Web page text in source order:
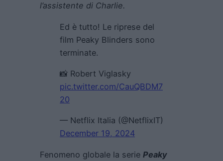
l’assistente di Charlie.
Ed è tutto! Le riprese del
film Peaky Blinders sono
terminate.
📸 Robert Viglasky
pic.twitter.com/CauQBDM7
20
— Netflix Italia (@NetflixIT)
December 19, 2024
Fenomeno globale la serie Peaky